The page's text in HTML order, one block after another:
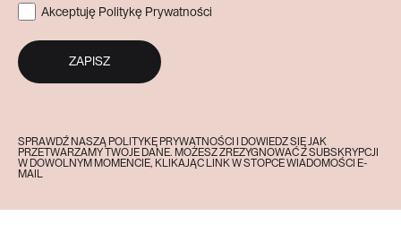
Akceptuję Politykę Prywatności
ZAPISZ
SPRAWDŹ NASZĄ POLITYKĘ PRYWATNOŚCI I DOWIEDZ SIĘ JAK
PRZETWARZAMY TWOJE DANE. MOŻESZ ZREZYGNOWAĆ Z SUBSKRYPCJI
W DOWOLNYM MOMENCIE, KLIKAJĄC LINK W STOPCE WIADOMOŚCI E-
MAIL